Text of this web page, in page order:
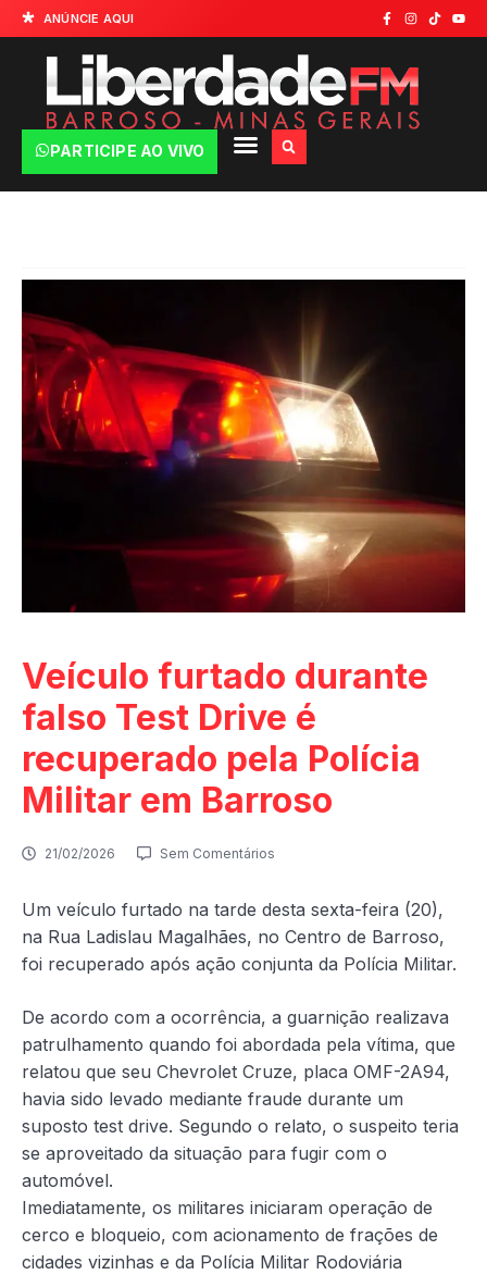
ANÚNCIE AQUI
PARTICIPE AO VIVO
Veículo furtado durante
falso Test Drive é
recuperado pela Polícia
Militar em Barroso
21/02/2026 Sem Comentários
Um veículo furtado na tarde desta sexta-feira (20),
na Rua Ladislau Magalhães, no Centro de Barroso,
foi recuperado após ação conjunta da Polícia Militar.
De acordo com a ocorrência, a guarnição realizava
patrulhamento quando foi abordada pela vítima, que
relatou que seu Chevrolet Cruze, placa OMF-2A94,
havia sido levado mediante fraude durante um
suposto test drive. Segundo o relato, o suspeito teria
se aproveitado da situação para fugir com o
automóvel.
Imediatamente, os militares iniciaram operação de
cerco e bloqueio, com acionamento de frações de
cidades vizinhas e da Polícia Militar Rodoviária